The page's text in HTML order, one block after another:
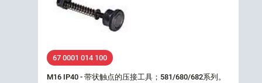
67 0001 014 100
M16 IP40 - 带状触点的压接工具；581/680/682系列。